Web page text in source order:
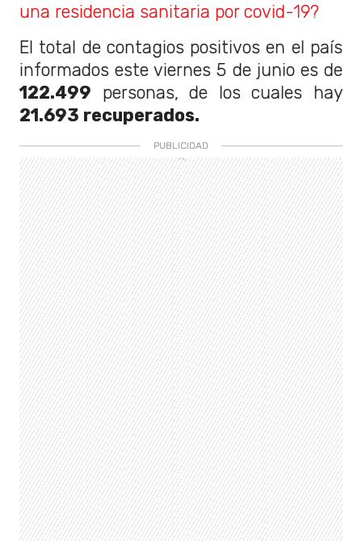
una residencia sanitaria por covid-19?
El total de contagios positivos en el país
informados este viernes 5 de junio es de
122.499 personas, de los cuales hay
21.693 recuperados.